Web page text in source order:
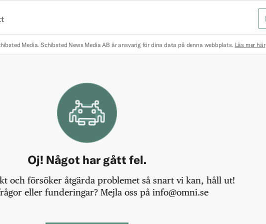
Media. Schibsted News Media AB är ansvarig för dina data på denna webbplats. Läs mer här
Oj! Något har gått fel.
och försöker åtgärda problemet så snart vi kan, håll ut!
eller funderingar? Mejla oss på info@omni.se